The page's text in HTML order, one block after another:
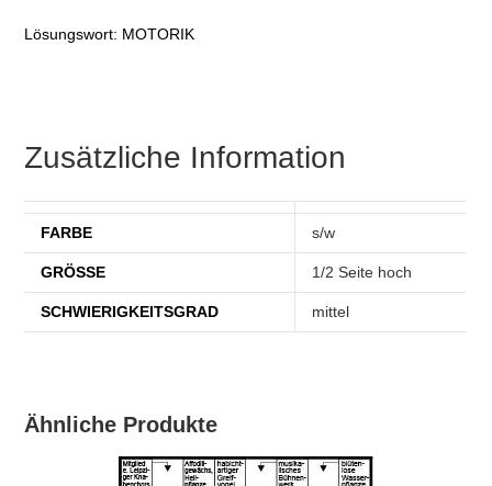
Lösungswort: MOTORIK
Zusätzliche Information
FARBE s/w
GRÖSSE 1/2 Seite hoch
SCHWIERIGKEITSGRAD mittel
Ähnliche Produkte